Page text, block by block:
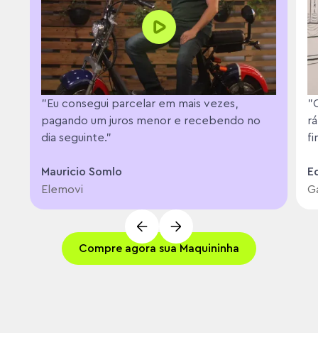
"Eu consegui parcelar em mais vezes,
pagando um juros menor e recebendo no
dia seguinte."
Mauricio Somlo
Elemovi
Compre agora sua Maquininha